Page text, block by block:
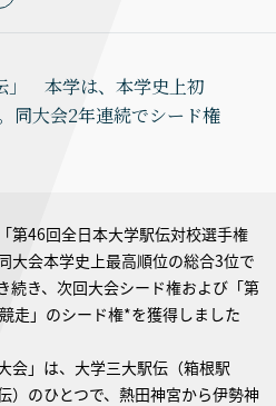
」 本学は、本学史上初
同大会2年連続でシード権
第46回全日本大学駅伝対校選手権
大会本学史上最高順位の総合3位で
続き、次回大会シード権および「第
走」のシード権*を獲得しました
会」は、大学三大駅伝（箱根駅
）のひとつで、熱田神宮から伊勢神